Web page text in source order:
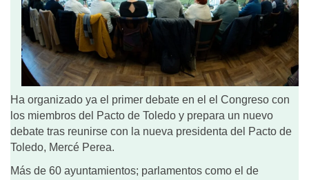
Ha organizado ya el primer debate en el el Congreso con
los miembros del Pacto de Toledo y prepara un nuevo
debate tras reunirse con la nueva presidenta del Pacto de
Toledo, Mercé Perea.
Más de 60 ayuntamientos; parlamentos como el de